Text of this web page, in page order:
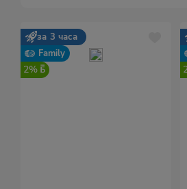
за 3 часа
Family
2%